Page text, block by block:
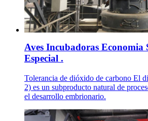
Aves Incubadoras Economia
Especial .
Tolerancia de dióxido de carbono El
2) es un subproducto natural de
el desarrollo embrionario.